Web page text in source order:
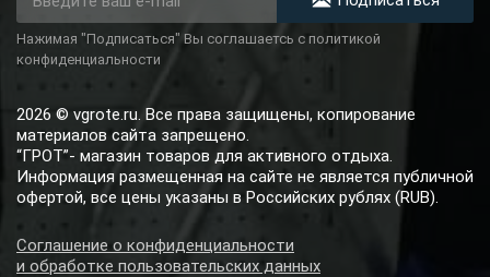
Нажимая "Подписаться" Вы соглашаетсь с политикой
конфиденциальности
2026 © vgrote.ru. Все права защищены, копирование
материалов сайта запрещено.
“ГРОТ”- магазин товаров для активного отдыха.
Информация размещенная на сайте не является публичной
офертой, все цены указаны в Российских рублях (RUB).
Соглашение о конфиденциальности
и обработке пользовательских данных